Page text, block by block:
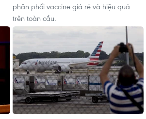
phân phối vaccine giá rẻ và hiệu quả
trên toàn cầu.